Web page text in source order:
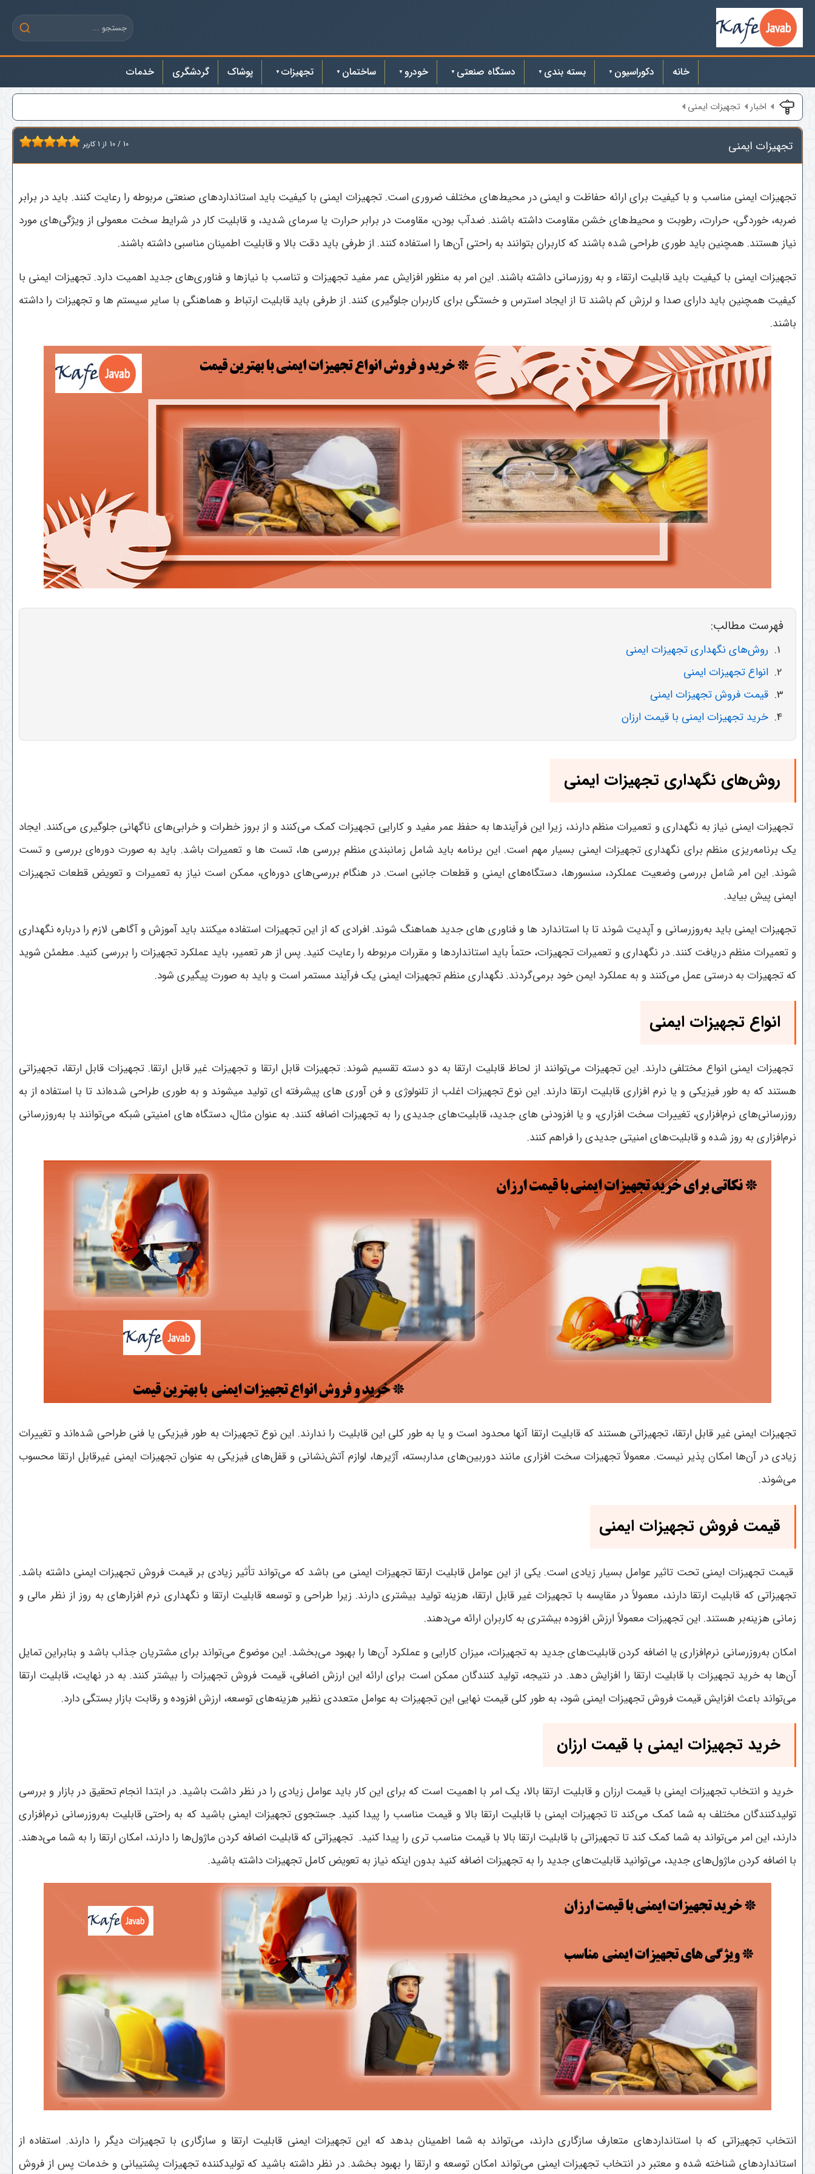
خانه دکوراسیون بسته بندی دستگاه صنعتی خودرو ساختمان تجهیزات پوشاک گردشگری خدمات
اخبار تجهیزات ایمنی
تجهیزات ایمنی 10 / 10 از 1 کاربر
تجهیزات ایمنی مناسب و با کیفیت برای ارائه حفاظت و ایمنی در محیط‌های مختلف ضروری است. تجهیزات ایمنی با کیفیت باید استانداردهای صنعتی مربوطه را رعایت کنند. باید در برابر
ضربه، خوردگی، حرارت، رطوبت و محیط‌های خشن مقاومت داشته باشند. ضدآب بودن، مقاومت در برابر حرارت یا سرمای شدید، و قابلیت کار در شرایط سخت معمولی از ویژگی‌های مورد
نیاز هستند. همچنین باید طوری طراحی شده باشند که کاربران بتوانند به راحتی آن‌ها را استفاده کنند. از طرفی باید دقت بالا و قابلیت اطمینان مناسبی داشته باشند.
تجهیزات ایمنی با کیفیت باید قابلیت ارتقاء و به‌ روزرسانی داشته باشند. این امر به منظور افزایش عمر مفید تجهیزات و تناسب با نیازها و فناوری‌های جدید اهمیت دارد. تجهیزات ایمنی با
کیفیت همچنین باید دارای صدا و لرزش کم باشند تا از ایجاد استرس و خستگی برای کاربران جلوگیری کنند. از طرفی باید قابلیت ارتباط و هماهنگی با سایر سیستم‌ ها و تجهیزات را داشته
باشند.
فهرست مطالب:
روش‌های نگهداری تجهیزات ایمنی
انواع تجهیزات ایمنی
قیمت فروش تجهیزات ایمنی
خرید تجهیزات ایمنی با قیمت ارزان
روش‌های نگهداری تجهیزات ایمنی
تجهیزات ایمنی نیاز به نگهداری و تعمیرات منظم دارند، زیرا این فرآیندها به حفظ عمر مفید و کارایی تجهیزات کمک می‌کنند و از بروز خطرات و خرابی‌های ناگهانی جلوگیری می‌کنند. ایجاد
یک برنامه‌ریزی منظم برای نگهداری تجهیزات ایمنی بسیار مهم است. این برنامه باید شامل زمانبندی منظم بررسی‌ ها، تست ‌ها و تعمیرات باشد. باید به صورت دوره‌ای بررسی و تست
شوند. این امر شامل بررسی وضعیت عملکرد، سنسورها، دستگاه‌های ایمنی و قطعات جانبی است. در هنگام بررسی‌های دوره‌ای، ممکن است نیاز به تعمیرات و تعویض قطعات تجهیزات
ایمنی پیش بیاید.
تجهیزات ایمنی باید به‌روزرسانی و آپدیت شوند تا با استاندارد ها و فناوری‌ های جدید هماهنگ شوند. افرادی که از این تجهیزات استفاده میکنند باید آموزش و آگاهی لازم را درباره نگهداری
و تعمیرات منظم دریافت کنند. در نگهداری و تعمیرات تجهیزات، حتماً باید استانداردها و مقررات مربوطه را رعایت کنید. پس از هر تعمیر، باید عملکرد تجهیزات را بررسی کنید. مطمئن شوید
که تجهیزات به درستی عمل می‌کنند و به عملکرد ایمن خود برمی‌گردند. نگهداری منظم تجهیزات ایمنی یک فرآیند مستمر است و باید به صورت پیگیری شود.
انواع تجهیزات ایمنی
تجهیزات ایمنی انواع مختلفی دارند. این تجهیزات می‌توانند از لحاظ قابلیت ارتقا به دو دسته تقسیم شوند: تجهیزات قابل ارتقا و تجهیزات غیر قابل ارتقا. تجهیزات قابل ارتقا، تجهیزاتی
هستند که به طور فیزیکی و یا نرم‌ افزاری قابلیت ارتقا دارند. این نوع تجهیزات اغلب از تلنولوژی و فن آوری های پیشرفته ای تولید میشوند و به طوری طراحی شده‌اند تا با استفاده از به
‌روزرسانی‌های نرم‌افزاری، تغییرات سخت ‌افزاری، و یا افزودنی‌ های جدید، قابلیت‌های جدیدی را به تجهیزات اضافه کنند. به عنوان مثال، دستگاه ‌های امنیتی شبکه می‌توانند با به‌روزرسانی
نرم‌افزاری به روز شده و قابلیت‌های امنیتی جدیدی را فراهم کنند.
تجهیزات ایمنی غیر قابل ارتقا، تجهیزاتی هستند که قابلیت ارتقا آنها محدود است و یا به طور کلی این قابلیت را ندارند. این نوع تجهیزات به طور فیزیکی یا فنی طراحی شده‌اند و تغییرات
زیادی در آن‌ها امکان ‌پذیر نیست. معمولاً تجهیزات سخت ‌افزاری مانند دوربین‌های مداربسته، آژیرها، لوازم آتش‌نشانی و قفل‌های فیزیکی به عنوان تجهیزات ایمنی غیرقابل ارتقا محسوب
می‌شوند.
قیمت فروش تجهیزات ایمنی
قیمت تجهیزات ایمنی تحت تاثیر عوامل بسیار زیادی است. یکی از این عوامل قابلیت ارتقا تجهیزات ایمنی می باشد که می‌تواند تأثیر زیادی بر قیمت فروش تجهیزات ایمنی داشته باشد.
تجهیزاتی که قابلیت ارتقا دارند، معمولاً در مقایسه با تجهیزات غیر قابل ارتقا، هزینه تولید بیشتری دارند. زیرا طراحی و توسعه قابلیت ارتقا و نگهداری نرم‌ افزارهای به‌ روز از نظر مالی و
زمانی هزینه‌بر هستند. این تجهیزات معمولاً ارزش افزوده بیشتری به کاربران ارائه می‌دهند.
امکان به‌روزرسانی نرم‌افزاری یا اضافه کردن قابلیت‌های جدید به تجهیزات، میزان کارایی و عملکرد آن‌ها را بهبود می‌بخشد. این موضوع می‌تواند برای مشتریان جذاب باشد و بنابراین تمایل
آن‌ها به خرید تجهیزات با قابلیت ارتقا را افزایش دهد. در نتیجه، تولید کنندگان ممکن است برای ارائه این ارزش اضافی، قیمت فروش تجهیزات را بیشتر کنند. به در نهایت، قابلیت ارتقا
می‌تواند باعث افزایش قیمت فروش تجهیزات ایمنی شود، به طور کلی قیمت نهایی این تجهیزات به عوامل متعددی نظیر هزینه‌های توسعه، ارزش افزوده و رقابت بازار بستگی دارد.
خرید تجهیزات ایمنی با قیمت ارزان
خرید و انتخاب تجهیزات ایمنی با قیمت ارزان و قابلیت ارتقا بالا، یک امر با اهمیت است که برای این کار باید عوامل زیادی را در نظر داشت باشید. در ابتدا انجام تحقیق در بازار و بررسی
تولیدکنندگان مختلف به شما کمک می‌کند تا تجهیزات ایمنی با قابلیت ارتقا بالا و قیمت مناسب را پیدا کنید. جستجوی تجهیزات ایمنی باشید که به راحتی قابلیت به‌روزرسانی نرم‌افزاری
دارند، این امر می‌تواند به شما کمک کند تا تجهیزاتی با قابلیت ارتقا بالا با قیمت مناسب تری را پیدا کنید. تجهیزاتی که قابلیت اضافه کردن ماژول‌ها را دارند، امکان ارتقا را به شما می‌دهند.
با اضافه کردن ماژول‌های جدید، می‌توانید قابلیت‌های جدید را به تجهیزات اضافه کنید بدون اینکه نیاز به تعویض کامل تجهیزات داشته باشید.
انتخاب تجهیزاتی که با استانداردهای متعارف سازگاری دارند، می‌تواند به شما اطمینان بدهد که این تجهیزات ایمنی قابلیت ارتقا و سازگاری با تجهیزات دیگر را دارند. استفاده از
استانداردهای شناخته شده و معتبر در انتخاب تجهیزات ایمنی می‌تواند امکان توسعه و ارتقا را بهبود بخشد. در نظر داشته باشید که تولیدکننده تجهیزات پشتیبانی و خدمات پس از فروش